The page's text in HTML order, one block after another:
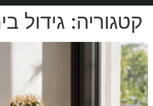
קטגוריה: גידול